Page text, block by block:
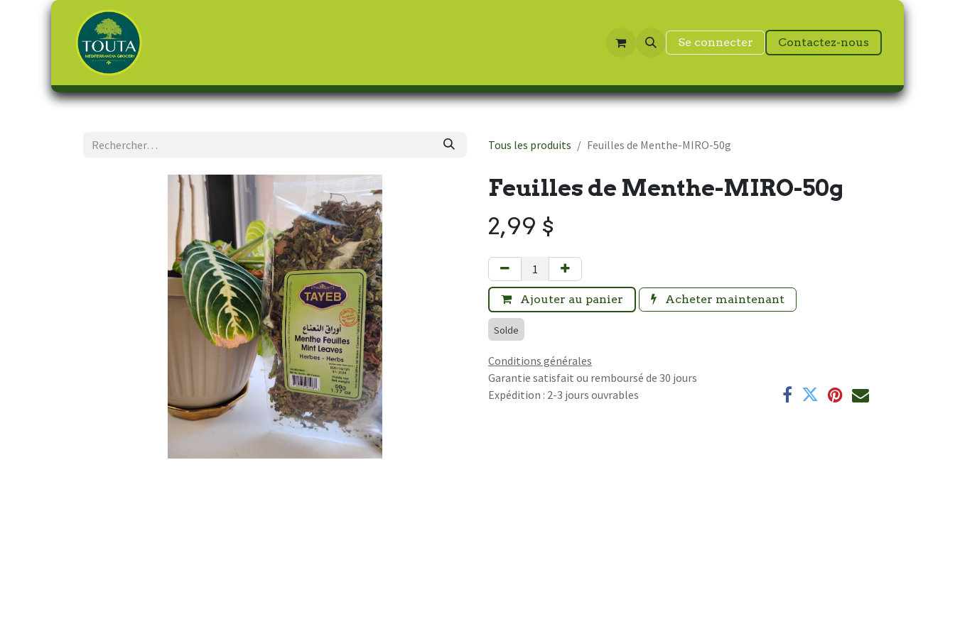
Se connecter Contactez-nous
Tous les produits Feuilles de Menthe-MIRO-50g
Feuilles de Menthe-MIRO-50g
2,99 $
Ajouter au panier Acheter maintenant
Solde
Conditions générales
Garantie satisfait ou remboursé de 30 jours
Expédition : 2-3 jours ouvrables